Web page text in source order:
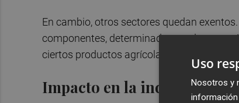
En cambio, otros sectores quedan
componentes, determinados productos
ciertos productos agrícolas y materias
Impacto en la industria
Uso
Nosotros y
información